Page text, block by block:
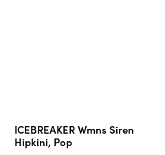
ICEBREAKER Wmns Siren
Hipkini, Pop